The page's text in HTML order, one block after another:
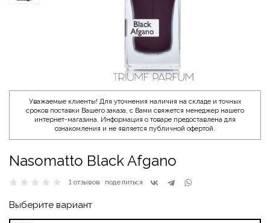
Уважаемые клиенты! Для уточнения наличия на складе и точных
сроков поставки Вашего заказа, с Вами свяжется менеджер нашего
интернет-магазина. Информация о товаре предоставлена для
ознакомления и не является публичной офертой.
Nasomatto Black Afgano
1 отзывов поделиться
Выберите вариант